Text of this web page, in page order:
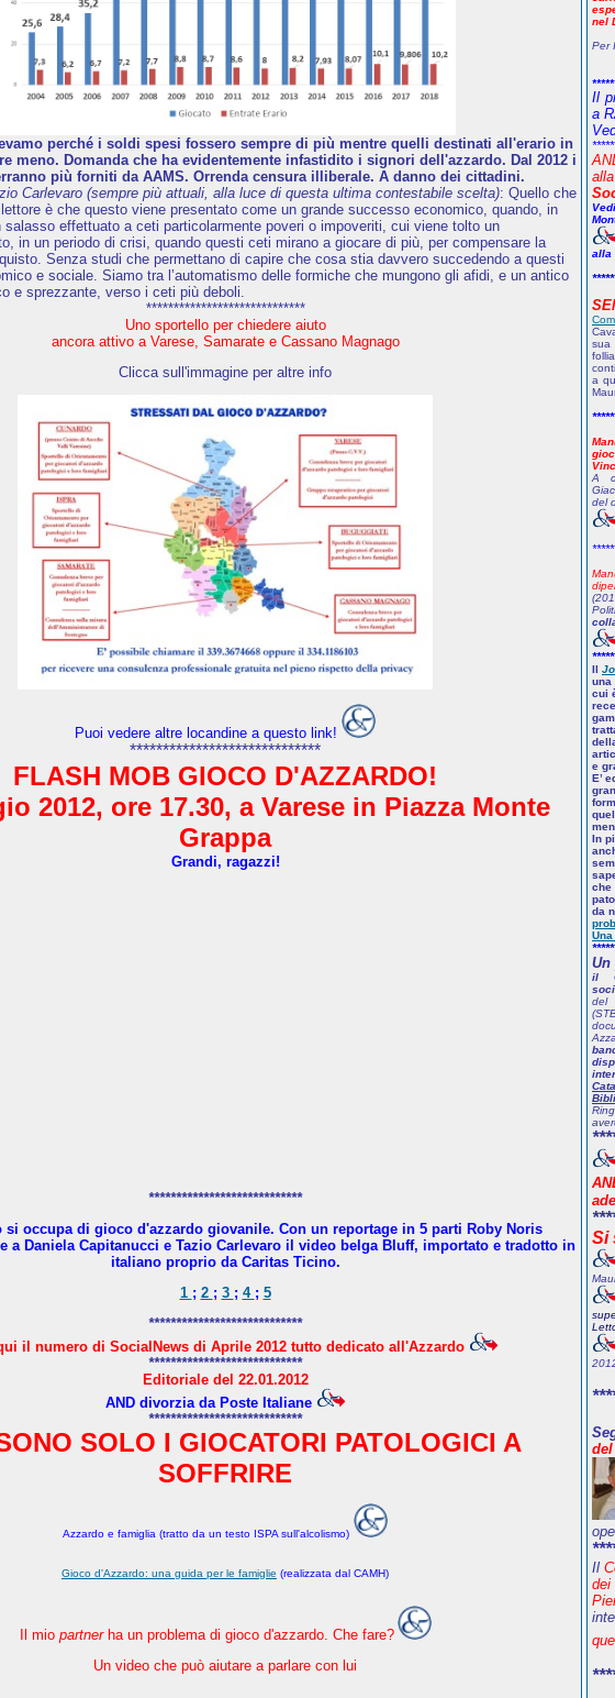
perché i soldi spesi fossero sempre di più mentre quelli destinati all'erario in
meno. Domanda che ha evidentemente infastidito i signori dell'azzardo. Dal 2012 i
più forniti da AAMS. Orrenda censura illiberale. A danno dei cittadini.
Carlevaro (sempre più attuali, alla luce di questa ultima contestabile scelta): Quello che
è che questo viene presentato come un grande successo economico, quando, in
effettuato a ceti particolarmente poveri o impoveriti, cui viene tolto un
in un periodo di crisi, quando questi ceti mirano a giocare di più, per compensare la
Senza studi che permettano di capire che cosa stia davvero succedendo a questi
e sociale. Siamo tra l’automatismo delle formiche che mungono gli afidi, e un antico
e sprezzante, verso i ceti più deboli.
*****************************
Uno sportello per chiedere aiuto
ancora attivo a Varese, Samarate e Cassano Magnago
Clicca sull'immagine per altre info
Puoi vedere altre locandine a questo link!
*****************************
FLASH MOB GIOCO D'AZZARDO!
2012, ore 17.30, a Varese in Piazza Monte
Grappa
Grandi, ragazzi!
****************************
si occupa di gioco d'azzardo giovanile. Con un reportage in 5 parti Roby Noris
a Daniela Capitanucci e Tazio Carlevaro il video belga Bluff, importato e tradotto in
italiano proprio da Caritas Ticino.
1 ; 2 ; 3 ; 4 ; 5
****************************
il numero di SocialNews di Aprile 2012 tutto dedicato all'Azzardo
****************************
Editoriale del 22.01.2012
AND divorzia da Poste Italiane
****************************
SOLO I GIOCATORI PATOLOGICI A
SOFFRIRE
Azzardo e famiglia (tratto da un testo ISPA sull'alcolismo)
Gioco d'Azzardo: una guida per le famiglie (realizzata dal CAMH)
Il mio partnerha un problema di gioco d'azzardo. Che fare?
Un video che può aiutare a parlare con lui
nel
Per
Il
a
alla
sua
a
A
del
Il
una
cui
e
E’
In
che
da
Un
il
del
Si
Il
dei